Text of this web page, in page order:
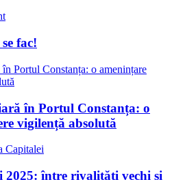
fac!
în Portul Constanța: o
vigilență absolută
între rivalități vechi și